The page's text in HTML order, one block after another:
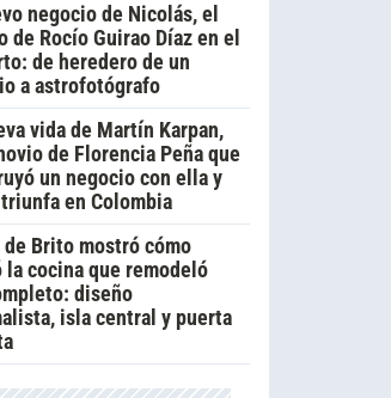
negocio de Nicolás, el
de Rocío Guirao Díaz en el
de heredero de un
a astrofotógrafo
vida de Martín Karpan,
de Florencia Peña que
un negocio con ella y
en Colombia
Brito mostró cómo
la cocina que remodeló
diseño
isla central y puerta